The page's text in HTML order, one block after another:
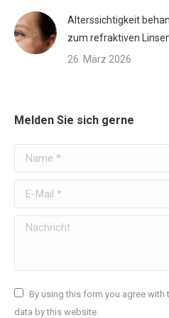
Alterssichtigkeit
zum refraktiven
26. März 2026
Melden Sie sich gerne
Name *
E-Mail *
Nachricht
By using this form you agree
data by this website.